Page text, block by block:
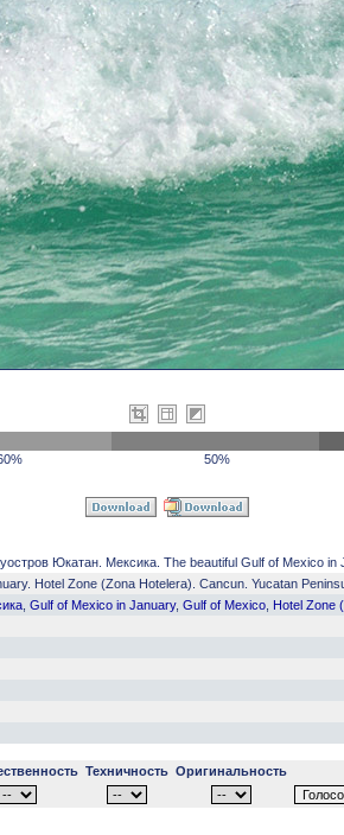
50%
Юкатан. Мексика. The beautiful Gulf of Mexico
Hotel Zone (Zona Hotelera). Cancun. Yucatan
Gulf of Mexico in January, Gulf of Mexico Hotel Zone
Техничность Оригинальность